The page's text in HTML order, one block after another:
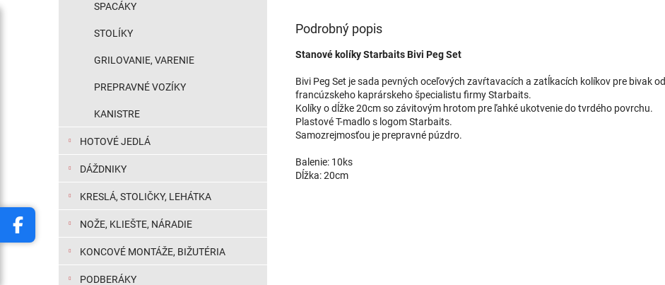
SPACÁKY
STOLÍKY
GRILOVANIE, VARENIE
PREPRAVNÉ VOZÍKY
KANISTRE
HOTOVÉ JEDLÁ
DÁŽDNIKY
KRESLÁ, STOLIČKY, LEHÁTKA
NOŽE, KLIEŠTE, NÁRADIE
KONCOVÉ MONTÁŽE, BIŽUTÉRIA
PODBERÁKY
Podrobný popis
Stanové kolíky Starbaits Bivi Peg Set
Bivi Peg Set je sada pevných oceľových zavŕtavacích a zatĺkacích kolíkov pre bivak od
francúzskeho kaprárskeho špecialistu firmy Starbaits.
Kolíky o dĺžke 20cm so závitovým hrotom pre ľahké ukotvenie do tvrdého povrchu.
Plastové T-madlo s logom Starbaits.
Samozrejmosťou je prepravné púzdro.
Balenie: 10ks
Dĺžka: 20cm